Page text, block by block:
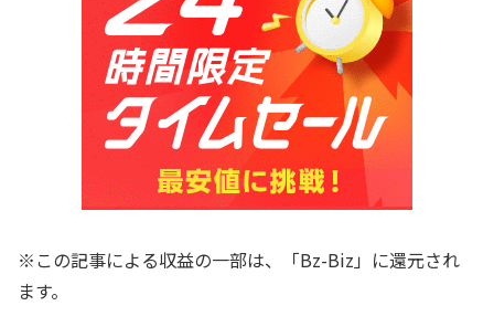
※この記事による収益の一部は、「Bz-Biz」に還元され
ます。